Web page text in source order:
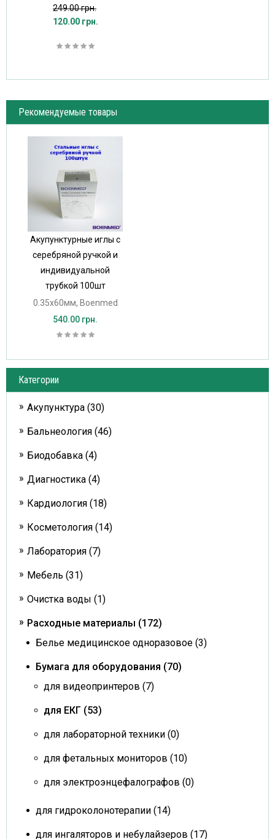
249.00 грн.
120.00 грн.
Рекомендуемые товары
Акупунктурные иглы с
серебряной ручкой и
индивидуальной
трубкой 100шт
0.35х60мм, Boenmed
540.00 грн.
Категории
Акупунктура (30)
Бальнеология (46)
Биодобавка (4)
Диагностика (4)
Кардиология (18)
Косметология (14)
Лаборатория (7)
Мебель (31)
Очистка воды (1)
Расходные материалы (172)
Белье медицинское одноразовое (3)
Бумага для оборудования (70)
для видеопринтеров (7)
для ЕКГ (53)
для лабораторной техники (0)
для фетальных мониторов (10)
для электроэнцефалографов (0)
для гидроколонотерапии (14)
для ингаляторов и небулайзеров (17)